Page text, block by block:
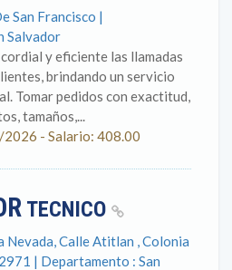
San Francisco |
Salvador
y eficiente las llamadas
brindando un servicio
Tomar pedidos con exactitud,
tamaños,...
- Salario: 408.00
TECNICO
Nevada, Calle Atitlan , Colonia
| Departamento : San